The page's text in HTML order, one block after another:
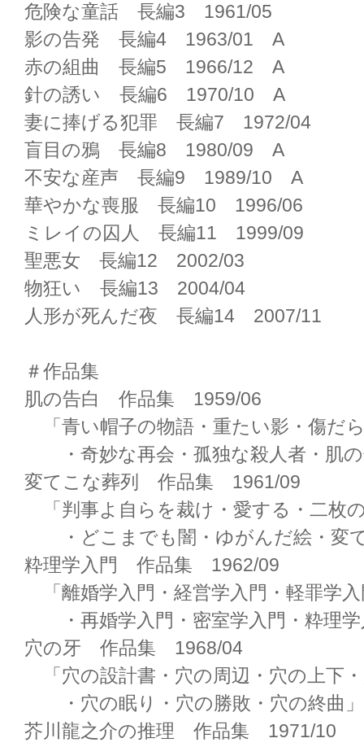
危険な童話 長編3 1961/05
影の告発 長編4 1963/01 A
赤の組曲 長編5 1966/12 A
針の誘い 長編6 1970/10 A
妻に捧げる犯罪 長編7 1972/04
盲目の鴉 長編8 1980/09 A
不安な産声 長編9 1989/10 A
華やかな喪服 長編10 1996/06
ミレイの囚人 長編11 1999/09
聖悪女 長編12 2002/03
物狂い 長編13 2004/04
人形が死んだ夜 長編14 2007/11
＃作品集
肌の告白 作品集 1959/06
「青い帽子の物語・重たい影・傷だ
・奇妙な再会・孤独な殺人者・肌の
変てこな葬列 作品集 1961/09
「判事よ自らを裁け・愛する・二枚
・どこまでも闇・ゆがんだ絵・変
粋理学入門 作品集 1962/09
「離婚学入門・経営学入門・軽罪学
・再婚学入門・密室学入門・粋理学
穴の牙 作品集 1968/04
「穴の設計書・穴の周辺・穴の上下
・穴の眠り・穴の勝敗・穴の終曲」
芥川龍之介の推理 作品集 1971/10